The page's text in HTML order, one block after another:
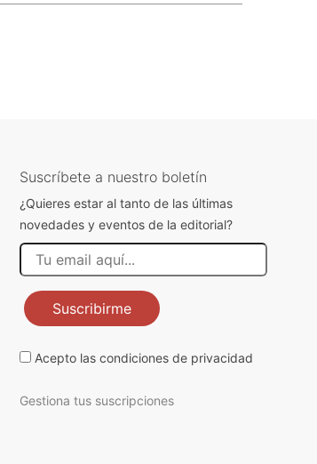
Suscríbete a nuestro boletín
¿Quieres estar al tanto de las últimas
novedades y eventos de la editorial?
Suscribirme
Acepto las condiciones de privacidad
Gestiona tus suscripciones